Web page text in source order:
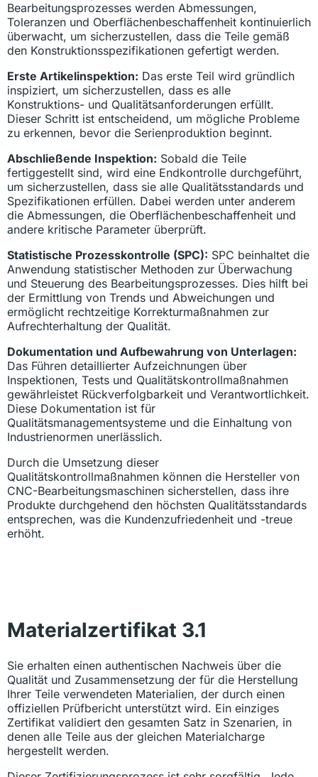
Bearbeitungsprozesses werden Abmessungen,
Toleranzen und Oberflächenbeschaffenheit kontinuierlich
überwacht, um sicherzustellen, dass die Teile gemäß
den Konstruktionsspezifikationen gefertigt werden.
Erste Artikelinspektion: Das erste Teil wird gründlich
inspiziert, um sicherzustellen, dass es alle
Konstruktions- und Qualitätsanforderungen erfüllt.
Dieser Schritt ist entscheidend, um mögliche Probleme
zu erkennen, bevor die Serienproduktion beginnt.
Abschließende Inspektion: Sobald die Teile
fertiggestellt sind, wird eine Endkontrolle durchgeführt,
um sicherzustellen, dass sie alle Qualitätsstandards und
Spezifikationen erfüllen. Dabei werden unter anderem
die Abmessungen, die Oberflächenbeschaffenheit und
andere kritische Parameter überprüft.
Statistische Prozesskontrolle (SPC): SPC beinhaltet die
Anwendung statistischer Methoden zur Überwachung
und Steuerung des Bearbeitungsprozesses. Dies hilft bei
der Ermittlung von Trends und Abweichungen und
ermöglicht rechtzeitige Korrekturmaßnahmen zur
Aufrechterhaltung der Qualität.
Dokumentation und Aufbewahrung von Unterlagen:
Das Führen detaillierter Aufzeichnungen über
Inspektionen, Tests und Qualitätskontrollmaßnahmen
gewährleistet Rückverfolgbarkeit und Verantwortlichkeit.
Diese Dokumentation ist für
Qualitätsmanagementsysteme und die Einhaltung von
Industrienormen unerlässlich.
Durch die Umsetzung dieser
Qualitätskontrollmaßnahmen können die Hersteller von
CNC-Bearbeitungsmaschinen sicherstellen, dass ihre
Produkte durchgehend den höchsten Qualitätsstandards
entsprechen, was die Kundenzufriedenheit und -treue
erhöht.
Materialzertifikat 3.1
Sie erhalten einen authentischen Nachweis über die
Qualität und Zusammensetzung der für die Herstellung
Ihrer Teile verwendeten Materialien, der durch einen
offiziellen Prüfbericht unterstützt wird. Ein einziges
Zertifikat validiert den gesamten Satz in Szenarien, in
denen alle Teile aus der gleichen Materialcharge
hergestellt werden.